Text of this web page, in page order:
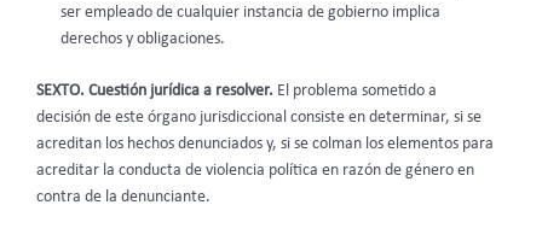
ser empleado de cualquier instancia de gobierno implica
derechos y obligaciones.
SEXTO. Cuestión jurídica a resolver. El problema sometido a
decisión de este órgano jurisdiccional consiste en determinar, si se
acreditan los hechos denunciados y, si se colman los elementos para
acreditar la conducta de violencia política en razón de género en
contra de la denunciante.